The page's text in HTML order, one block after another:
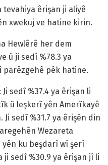
tevahiya êrişan ji aliyê
xwekuj ve hatine kirin.
Hewlêrê her dem
û ji sedî %78.3 ya
parêzgehê pêk hatine.
sedî %37.4 ya êrişan li
û leşkerî yên Amerîkayê
sedî %31.7 ya êrişên din
Wezareta
yên ku beşdarî wî şerî
sedî %30.9 ya êrişan jî li